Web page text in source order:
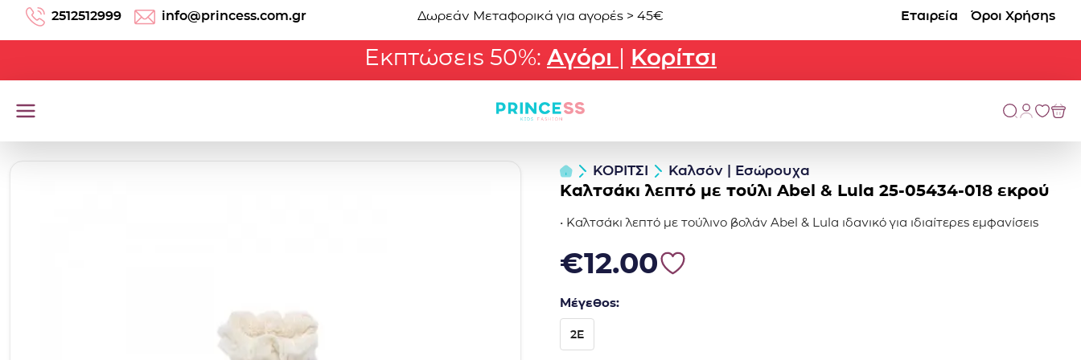
Μετάβαση στο περιεχόμενο
2512512999 info@princess.com.gr Δωρεάν Μεταφορικά για αγορές > 45€ Εταιρεία Όροι Χρήσης
Εκπτώσεις 50%: Αγόρι | Κορίτσι
ΚΟΡΙΤΣΙ Καλσόν | Εσώρουχα
Καλτσάκι λεπτό με τούλι Abel & Lula 25-05434-018 εκρού
• Καλτσάκι λεπτό με τούλινο βολάν Abel & Lula ιδανικό για ιδιαίτερες εμφανίσεις
€12.00
Μέγεθος:
2E